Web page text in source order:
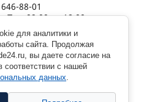
для аналитики и
сайта. Продолжая
вы даете согласие на
соответствии с нашей
данных.
88-01
Пт с 09:00 до 18:00
Дорожный пр., 12